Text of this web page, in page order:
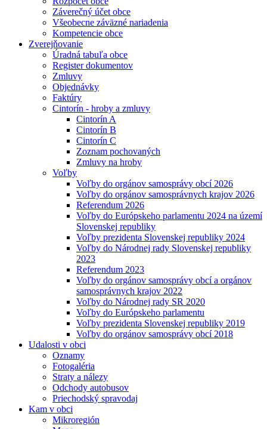
Záverečný účet obce
Všeobecne záväzné nariadenia
Kompetencie obce
Zverejňovanie
Úradná tabuľa obce
Register dokumentov
Zmluvy
Objednávky
Faktúry
Cintorín - hroby a zmluvy
Cintorín A
Cintorín B
Cintorín C
Zoznam pochovaných
Zmluvy na hroby
Voľby
Voľby do orgánov samosprávy obcí 2026
Voľby do orgánov samosprávnych krajov 2026
Referendum 2026
Voľby do Európskeho parlamentu 2024 na území
Slovenskej republiky
Voľby prezidenta Slovenskej republiky 2024
Voľby do Národnej rady Slovenskej republiky
2023
Referendum 2023
Voľby do orgánov samosprávy obcí a orgánov
samosprávnych krajov 2022
Voľby do Národnej rady SR 2020
Voľby do Európskeho parlamentu
Voľby prezidenta Slovenskej republiky 2019
Voľby do orgánov samosprávy obcí 2018
Udalosti v obci
Oznamy
Fotogaléria
Straty a nálezy
Odchody autobusov
Priechodský spravodaj
Kam v obci
Mikroregión